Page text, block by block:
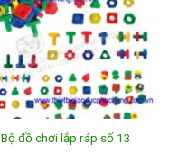
Bộ đồ chơi lắp ráp số 13